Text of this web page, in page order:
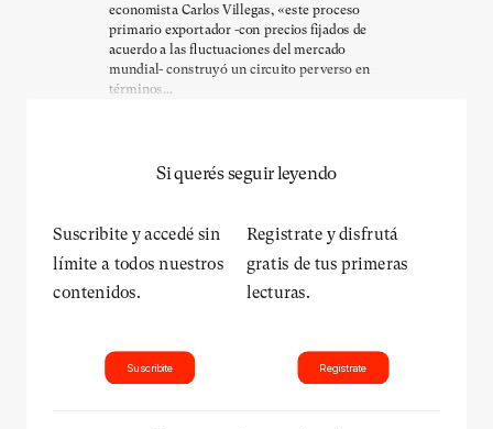
economista Carlos Villegas, «este proceso
primario exportador -con precios fijados de
acuerdo a las fluctuaciones del mercado
mundial- construyó un circuito perverso en
términos...
Si querés seguir leyendo
Suscribite y accedé sin
límite a todos nuestros
contenidos.
Suscribite
Registrate y disfrutá
gratis de tus primeras
lecturas.
Registrate